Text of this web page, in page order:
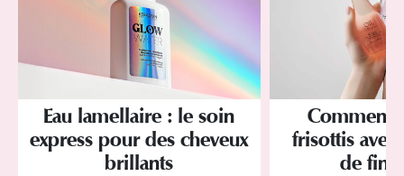
Eau lamellaire : le soin
express pour des cheveux
brillants
Comment
frisottis avec
de